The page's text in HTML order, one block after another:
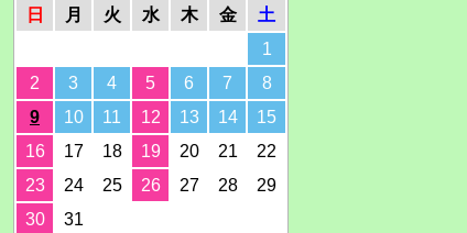
日
月 火 水 木 金
土
1
2
3 4 5 6 7
8
9
10 11 12 13 14
15
16
17 18 19 20 21
22
23
24 25 26 27 28
29
30
31